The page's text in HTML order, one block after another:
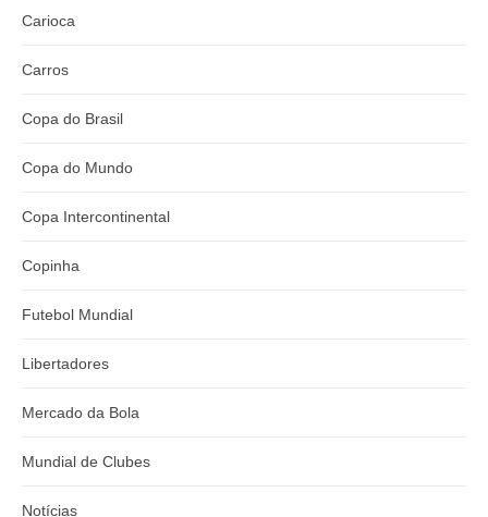
Carioca
Carros
Copa do Brasil
Copa do Mundo
Copa Intercontinental
Copinha
Futebol Mundial
Libertadores
Mercado da Bola
Mundial de Clubes
Notícias